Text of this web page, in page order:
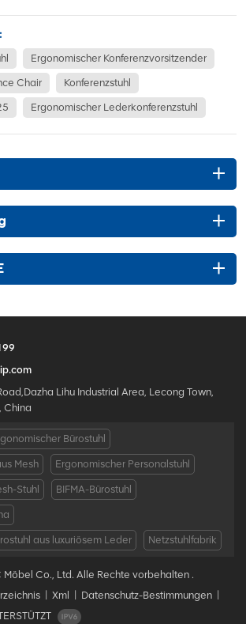
Stuhl Es ist so konzipiert, dass sie sowohl
Ergonomischer Konferenzvorsitzender
Chair Konferenzstuhl
Ergonomischer Lederkonferenzstuhl
Lihu Industrial Area, Lecong Town,
China
Bürostuhl
Mesh Ergonomischer Personalstuhl
Stuhl BIFMA-Bürostuhl
aus luxuriösem Leder Netzstuhlfabrik
Co., Ltd. Alle Rechte vorbehalten .
Xml Datenschutz-Bestimmungen